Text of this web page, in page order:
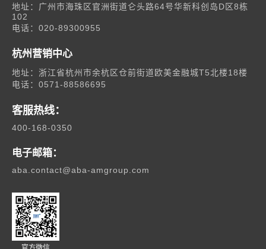
地址：广州市海珠区官洲街道仑头路64号华新科创岛D区8栋
102
电话：020-89300955
杭州营销中心
地址：浙江省杭州市余杭区仓前街道欧美金融城T5北楼18楼
电话：0571-88586695
客服热线：
400-168-0350
电子邮箱：
aba.contact@aba-amgroup.com